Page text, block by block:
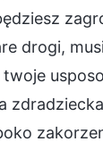
drogi,